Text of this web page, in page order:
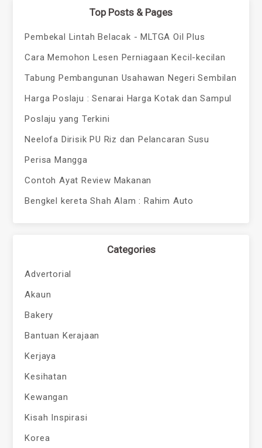
Top Posts & Pages
Pembekal Lintah Belacak - MLTGA Oil Plus
Cara Memohon Lesen Perniagaan Kecil-kecilan
Tabung Pembangunan Usahawan Negeri Sembilan
Harga Poslaju : Senarai Harga Kotak dan Sampul
Poslaju yang Terkini
Neelofa Dirisik PU Riz dan Pelancaran Susu
Perisa Mangga
Contoh Ayat Review Makanan
Bengkel kereta Shah Alam : Rahim Auto
Categories
Advertorial
Akaun
Bakery
Bantuan Kerajaan
Kerjaya
Kesihatan
Kewangan
Kisah Inspirasi
Korea